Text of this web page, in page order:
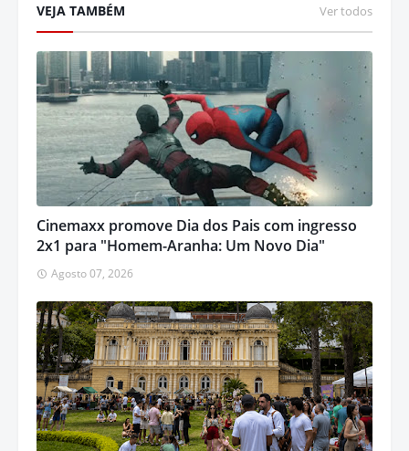
VEJA TAMBÉM Ver todos
Cinemaxx promove Dia dos Pais com ingresso
2x1 para "Homem-Aranha: Um Novo Dia"
Agosto 07, 2026